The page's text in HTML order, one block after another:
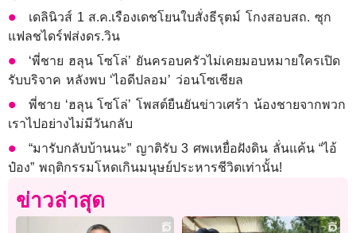
เดลินิวส์ 1 ส.ค.เรืองเดชโยนใบสั่งธีรุตม์ โกงสอบสถ. ซุก
แฟลชไดร์ฟส่งดร.วิน
‘พี่ชาย ฮลุน โซโล่’ ยันครอบครัวไม่เคยมอบหมายใครเปิด
รับบริจาค หลังพบ ‘ไอดีปลอม’ ว่อนโซเชียล
พี่ชาย ‘ฮลุน โซโล่’ โพสต์ยืนยันข่าวเศร้า น้องชายจากพวก
เราไปอย่างไม่มีวันกลับ
“มารับกลับบ้านนะ” ญาติรับ 3 ศพเหยื่อฝังดิน ลั่นแค้น “ไอ้
ป๋อง” พฤติกรรมโหดเกินมนุษย์ประหารชีวิตเท่านั้น!
ข่าวล่าสุด